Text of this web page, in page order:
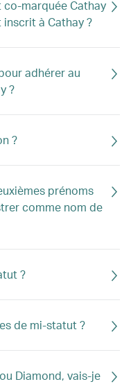
co-marquée Cathay
à Cathay ?
adhérer au
?
?
prénoms
comme nom de
?
de mi-statut ?
Diamond, vais-je